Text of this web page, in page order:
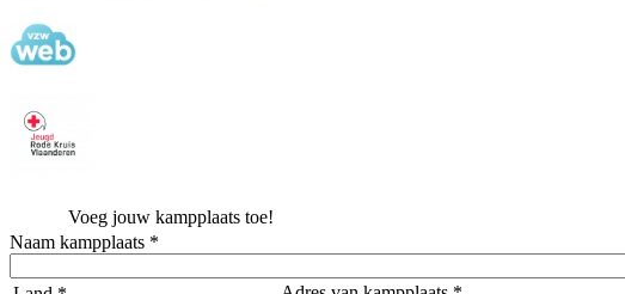
Voeg jouw kampplaats toe!
Naam kampplaats *